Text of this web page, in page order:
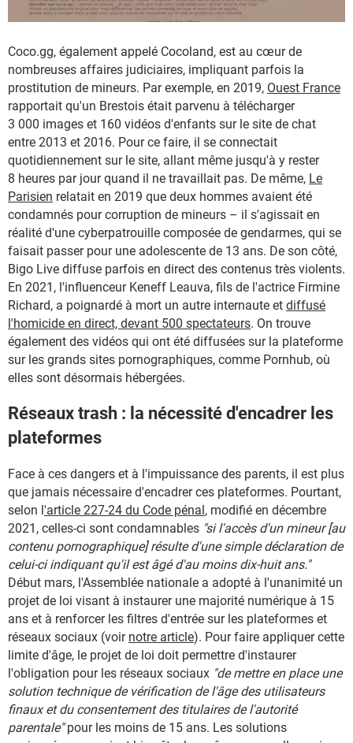
Coco.gg, également appelé Cocoland, est au cœur de
nombreuses affaires judiciaires, impliquant parfois la
prostitution de mineurs. Par exemple, en 2019, Ouest France
rapportait qu'un Brestois était parvenu à télécharger
3 000 images et 160 vidéos d'enfants sur le site de chat
entre 2013 et 2016. Pour ce faire, il se connectait
quotidiennement sur le site, allant même jusqu'à y rester
8 heures par jour quand il ne travaillait pas. De même, Le
Parisien relatait en 2019 que deux hommes avaient été
condamnés pour corruption de mineurs – il s'agissait en
réalité d'une cyberpatrouille composée de gendarmes, qui se
faisait passer pour une adolescente de 13 ans. De son côté,
Bigo Live diffuse parfois en direct des contenus très violents.
En 2021, l'influenceur Keneff Leauva, fils de l'actrice Firmine
Richard, a poignardé à mort un autre internaute et diffusé
l'homicide en direct, devant 500 spectateurs. On trouve
également des vidéos qui ont été diffusées sur la plateforme
sur les grands sites pornographiques, comme Pornhub, où
elles sont désormais hébergées.
Réseaux trash : la nécessité d'encadrer les
plateformes
Face à ces dangers et à l'impuissance des parents, il est plus
que jamais nécessaire d'encadrer ces plateformes. Pourtant,
selon l'article 227-24 du Code pénal, modifié en décembre
2021, celles-ci sont condamnables "si l'accès d'un mineur [au
contenu pornographique] résulte d'une simple déclaration de
celui-ci indiquant qu'il est âgé d'au moins dix-huit ans."
Début mars, l'Assemblée nationale a adopté à l'unanimité un
projet de loi visant à instaurer une majorité numérique à 15
ans et à renforcer les filtres d'entrée sur les plateformes et
réseaux sociaux (voir notre article). Pour faire appliquer cette
limite d'âge, le projet de loi doit permettre d'instaurer
l'obligation pour les réseaux sociaux "de mettre en place une
solution technique de vérification de l'âge des utilisateurs
finaux et du consentement des titulaires de l'autorité
parentale"pour les moins de 15 ans. Les solutions